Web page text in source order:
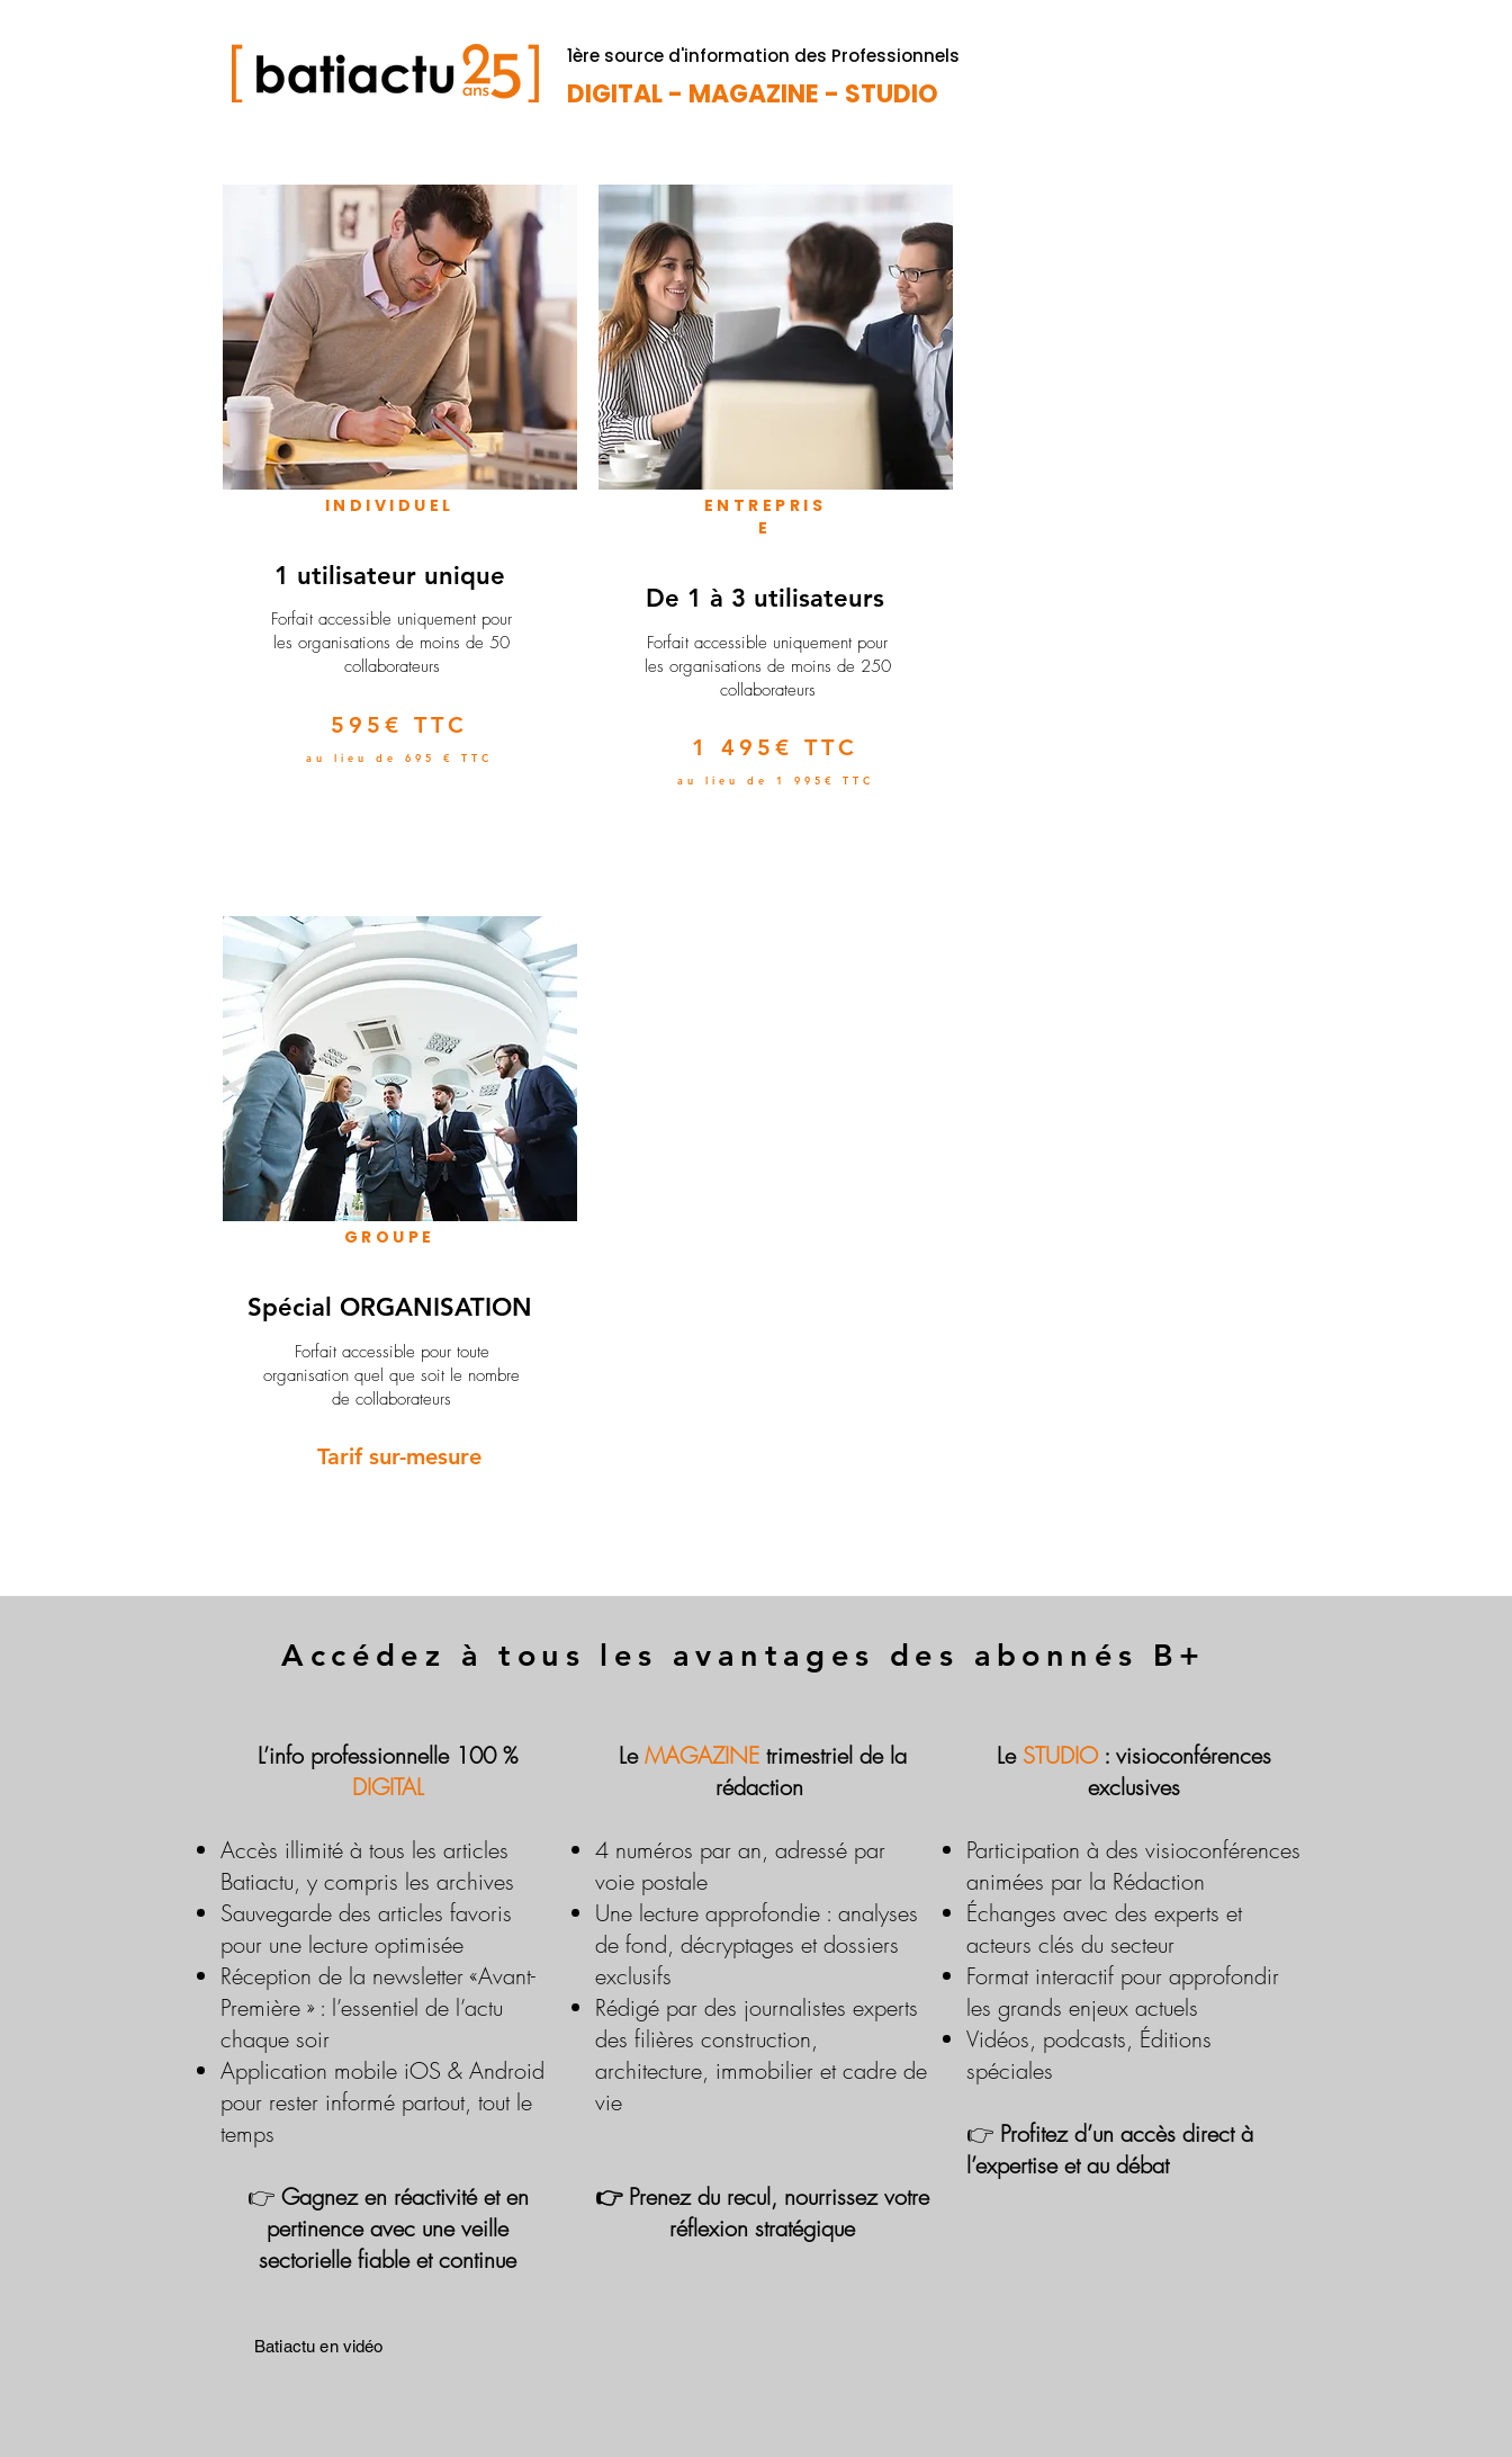
1ère source d'information des Professionnels
DIGITAL - MAGAZINE - STUDIO
INDIVIDUEL
1 utilisateur unique
​Forfait accessible uniquement pour
les organisations de moins de 50
collaborateurs
595€ TTC
au lieu de 695 € TTC
ENTREPRIS
E
De 1 à 3 utilisateurs
Forfait accessible uniquement pour
les organisations de moins de 250
collaborateurs
1 495€ TTC
au lieu de 1 995€ TTC
GROUPE
Spécial ORGANISATION
Forfait accessible pour toute
organisation quel que soit le nombre
de collaborateurs
Tarif sur-mesure
Accédez à tous les avantages des abonnés B+
L’info professionnelle 100 %
DIGITAL
Accès illimité à tous les articles
Batiactu, y compris les archives
Sauvegarde des articles favoris
pour une lecture optimisée
Réception de la newsletter «Avant-
Première » : l’essentiel de l’actu
chaque soir
Application mobile iOS & Android
pour rester informé partout, tout le
temps
👉 Gagnez en réactivité et en
pertinence avec une veille
sectorielle fiable et continue
LeMAGAZINE trimestriel de la
rédaction
4 numéros par an, adressé par
voie postale
Une lecture approfondie : analyses
de fond, décryptages et dossiers
exclusifs
Rédigé par des journalistes experts
des filières construction,
architecture, immobilier et cadre de
vie
👉 Prenez du recul, nourrissez votre
réflexion stratégique
Le STUDIO : visioconférences
exclusives
Participation à des visioconférences
animées par la Rédaction
Échanges avec des experts et
acteurs clés du secteur
Format interactif pour approfondir
les grands enjeux actuels
Vidéos, podcasts, Éditions
spéciales
👉 Profitez d’un accès direct à
l’expertise et au débat
Batiactu en vidéo